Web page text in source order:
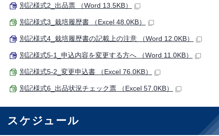
別記様式2_出品票 （Word 13.5KB）
別記様式3_栽培履歴書 （Excel 48.0KB）
別記様式4_栽培履歴書の記載上の注意 （Word 12.0KB）
別記様式5-1_申込内容を変更する方へ （Word 11.0KB）
別記様式5-2_変更申込書 （Excel 76.0KB）
別記様式6_出品状況チェック票 （Excel 57.0KB）
スケジュール